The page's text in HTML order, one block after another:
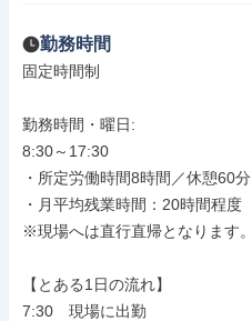
勤務時間
固定時間制
勤務時間・曜日:
8:30～17:30
・所定労働時間8時間／休憩60分
・月平均残業時間：20時間程度
※現場へは直行直帰となります。
【とある1日の流れ】
7:30　現場に出勤